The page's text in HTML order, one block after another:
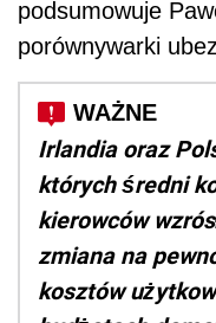
podsumowuje
porównywarki
Irlandia oraz
których średni
kierowców
zmiana na
kosztów